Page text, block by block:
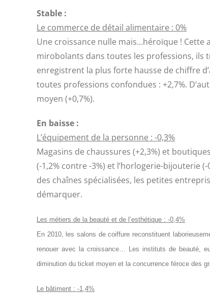
Stable :
Le commerce de détail alimentaire : 0%
Une croissance nulle mais…héroïque ! Cette
mirobolants dans toutes les professions, ils
enregistrent la plus forte hausse de chiffre
toutes professions confondues : +2,7%.
moyen (+0,7%).
En baisse :
L’équipement de la personne : -0,3%
Magasins de chaussures (+2,3%) et
(-1,2% contre -3%) et l’horlogerie-bijouterie
des chaînes spécialisées, les petites
démarquer.
Les métiers de la beauté et de l’esthétique : -0,4%
En 2010, les salons de coiffure reconstituent
renouer avec la croissance… Les instituts de beauté,
diminution du ticket moyen et la concurrence féroce des
Le bâtiment : -1,4%